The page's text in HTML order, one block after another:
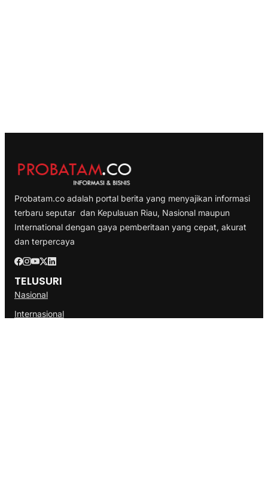
Probatam.co adalah portal berita yang menyajikan informasi
terbaru seputar dan Kepulauan Riau, Nasional maupun
International dengan gaya pemberitaan yang cepat, akurat
dan terpercaya
TELUSURI
Nasional
Internasional